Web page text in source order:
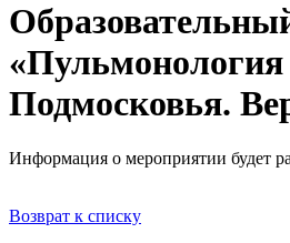
«Пульмонология
Подмосковья.
Информация о мероприятии будет
Возврат к списку